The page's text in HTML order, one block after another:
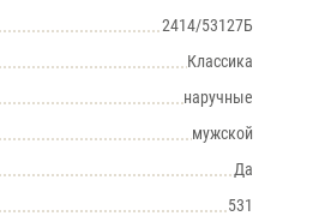
2414/53127Б
Классика
наручные
мужской
Да
531